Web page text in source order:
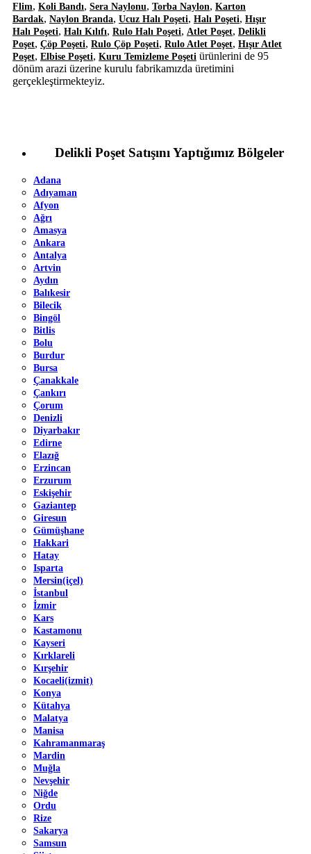
Flim, Koli Bandı, Sera Naylonu, Torba Naylon, Karton
Bardak, Naylon Branda, Ucuz Halı Poşeti, Halı Poşeti, Hışır
Halı Poşeti, Halı Kılıfı, Rulo Halı Poşeti, Atlet Poşet, Delikli
Poşet, Çöp Poşeti, Rulo Çöp Poşeti, Rulo Atlet Poşet, Hışır Atlet
Poşet, Elbise Poşeti, Kuru Temizleme Poşeti ürünlerini de 95
dönüm arazi üzerine kurulu fabrikamızda üretimini
gerçekleştirmekteyiz.
Delikli Poşet Satışını Yaptığımız Bölgeler
Adana
Adıyaman
Afyon
Ağrı
Amasya
Ankara
Antalya
Artvin
Aydın
Balıkesir
Bilecik
Bingöl
Bitlis
Bolu
Burdur
Bursa
Çanakkale
Çankırı
Çorum
Denizli
Diyarbakır
Edirne
Elazığ
Erzincan
Erzurum
Eskişehir
Gaziantep
Giresun
Gümüşhane
Hakkari
Hatay
Isparta
Mersin(içel)
İstanbul
İzmir
Kars
Kastamonu
Kayseri
Kırklareli
Kırşehir
Kocaeli(izmit)
Konya
Kütahya
Malatya
Manisa
Kahramanmaraş
Mardin
Muğla
Nevşehir
Niğde
Ordu
Rize
Sakarya
Samsun